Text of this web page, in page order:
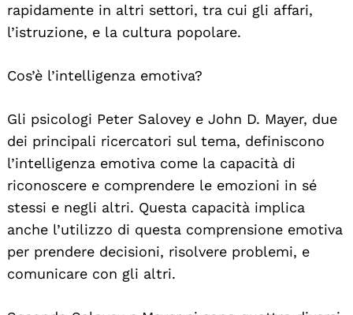
rapidamente in altri settori, tra cui gli affari,
l’istruzione, e la cultura popolare.
Cos’è l’intelligenza emotiva?
Gli psicologi Peter Salovey e John D. Mayer, due
dei principali ricercatori sul tema, definiscono
l’intelligenza emotiva come la capacità di
riconoscere e comprendere le emozioni in sé
stessi e negli altri. Questa capacità implica
anche l’utilizzo di questa comprensione emotiva
per prendere decisioni, risolvere problemi, e
comunicare con gli altri.